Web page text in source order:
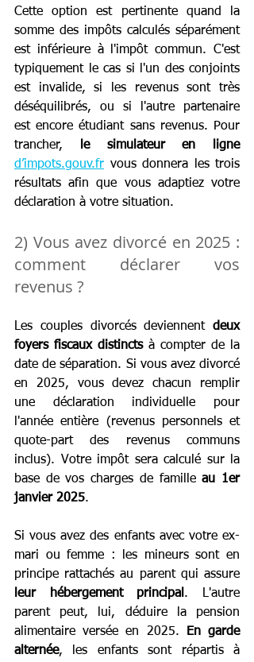
Cette option est pertinente quand la
somme des impôts calculés séparément
est inférieure à l'impôt commun. C'est
typiquement le cas si l'un des conjoints
est invalide, si les revenus sont très
déséquilibrés, ou si l'autre partenaire
est encore étudiant sans revenus. Pour
trancher,
le simulateur en ligne
d’impots.gouv.fr vous donnera les trois
résultats afin que vous adaptiez votre
déclaration à votre situation.
2) Vous avez divorcé en 2025 :
comment déclarer vos
revenus ?
Les couples divorcés deviennent deux
foyers fiscaux distincts à compter de la
date de séparation. Si vous avez divorcé
en 2025, vous devez chacun remplir
une déclaration individuelle pour
l'année entière (revenus personnels et
quote-part des revenus communs
inclus). Votre impôt sera calculé sur la
base de vos charges de famille au 1er
janvier 2025.
Si vous avez des enfants avec votre ex-
mari ou femme : les mineurs sont en
leur hébergement principal . L'autre
parent peut, lui, déduire la pension
alimentaire versée en 2025.
En garde
alternée, les enfants sont répartis à